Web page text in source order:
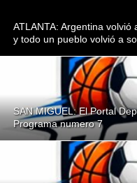
ATLANTA: Argentina
y todo un pueblo volvió a
SAN MIGUEL: El Portal
Programa numero 7